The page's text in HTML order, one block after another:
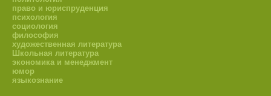
право и юриспруденция
психология
социология
философия
художественная литература
Школьная литература
экономика и менеджмент
юмор
языкознание